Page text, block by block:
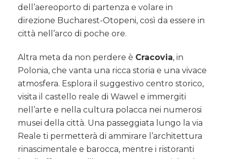
dell’aereoporto di partenza e volare in
direzione Bucharest-Otopeni, così da essere in
città nell’arco di poche ore.
Altra meta da non perdere è Cracovia, in
Polonia, che vanta una ricca storia e una vivace
atmosfera. Esplora il suggestivo centro storico,
visita il castello reale di Wawel e immergiti
nell’arte e nella cultura polacca nei numerosi
musei della città. Una passeggiata lungo la via
Reale ti permetterà di ammirare l’architettura
rinascimentale e barocca, mentre i ristoranti